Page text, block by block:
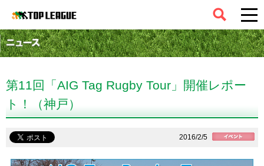
コラム
第11回「AIG Tag Rugby Tour」開催レポー
ト！（神戸）
2016/2/5